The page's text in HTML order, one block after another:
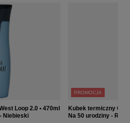
Loop 2.0 • 470ml
Niebieski
PROMOCJA
Kubek termiczny
Na 50 urodziny -